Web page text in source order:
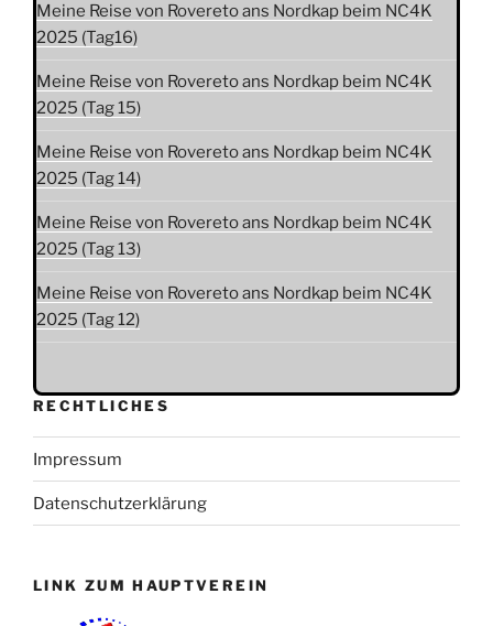
Meine Reise von Rovereto ans Nordkap beim NC4K
2025 (Tag16)
Meine Reise von Rovereto ans Nordkap beim NC4K
2025 (Tag 15)
Meine Reise von Rovereto ans Nordkap beim NC4K
2025 (Tag 14)
Meine Reise von Rovereto ans Nordkap beim NC4K
2025 (Tag 13)
Meine Reise von Rovereto ans Nordkap beim NC4K
2025 (Tag 12)
RECHTLICHES
Impressum
Datenschutzerklärung
LINK ZUM HAUPTVEREIN